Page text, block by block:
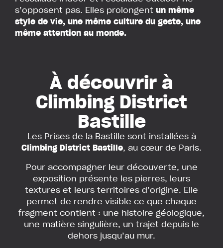
s’opposent pas. Elles prolongent un même
style de vie, une même culture du geste, une
même attention au monde.
À découvrir à
Climbing District
Bastille
Les Prises de la Bastille sont installées à
Climbing District Bastille, au cœur de Paris.
Pour accompagner leur découverte, une
exposition présente les pierres, leurs
textures et leurs territoires d’origine. Elle
permet de rendre visible ce que chaque
fragment contient : une histoire géologique,
une matière singulière, un trajet depuis le
dehors jusqu’au mur.